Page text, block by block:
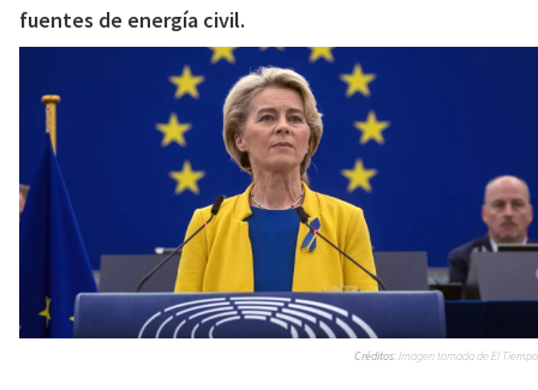
fuentes de energía civil.
Créditos:Imagen tomada de El Tiempo